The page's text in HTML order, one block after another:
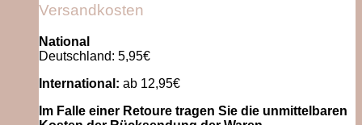
Versandkosten
National
Deutschland: 5,95€
International: ab 12,95€
Im Falle einer Retoure tragen Sie die unmittelbaren